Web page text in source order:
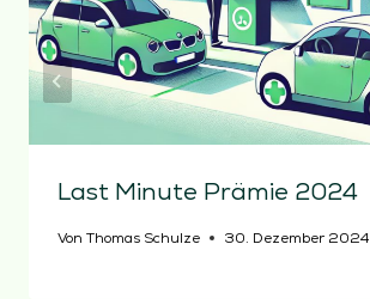
Last Minute Prämie 2024
Von Thomas Schulze 30. Dezember 2024